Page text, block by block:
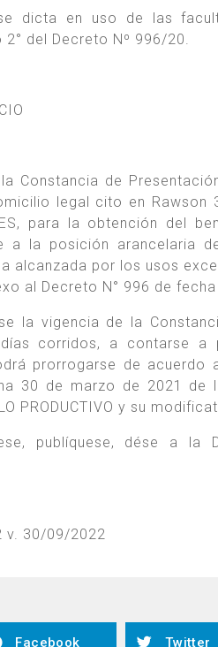
dicta en uso de las
del Decreto Nº 996/20.
Constancia de
legal cito en
para la obtención del
a la posición arancelaria
alcanzada por los usos
al Decreto N° 996 de
la vigencia de la
días corridos, a contarse
prorrogarse de
30 de marzo de 2021 de la
PRODUCTIVO y su
publíquese, dése a la
v. 30/09/2022
Facebook Twitter